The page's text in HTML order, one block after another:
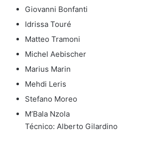
Giovanni Bonfanti
Idrissa Touré
Matteo Tramoni
Michel Aebischer
Marius Marin
Mehdi Leris
Stefano Moreo
M’Bala Nzola
Técnico: Alberto Gilardino